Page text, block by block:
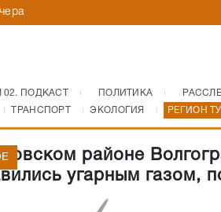
ПОДКАСТ ПОЛИТИКА
ТРАНСПОРТ ЭКОЛОГИЯ РЕГИОН
районе
угарным газом,